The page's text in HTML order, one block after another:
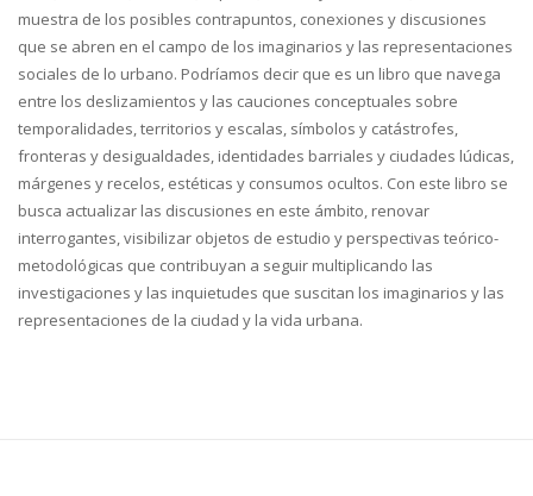
muestra de los posibles contrapuntos, conexiones y discusiones
que se abren en el campo de los imaginarios y las representaciones
sociales de lo urbano. Podríamos decir que es un libro que navega
entre los deslizamientos y las cauciones conceptuales sobre
temporalidades, territorios y escalas, símbolos y catástrofes,
fronteras y desigualdades, identidades barriales y ciudades lúdicas,
márgenes y recelos, estéticas y consumos ocultos. Con este libro se
busca actualizar las discusiones en este ámbito, renovar
interrogantes, visibilizar objetos de estudio y perspectivas teórico-
metodológicas que contribuyan a seguir multiplicando las
investigaciones y las inquietudes que suscitan los imaginarios y las
representaciones de la ciudad y la vida urbana.